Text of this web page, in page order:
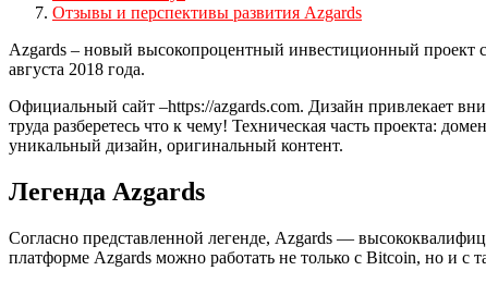
Отзывы и перспективы развития Azgards
Azgards – новый высокопроцентный инвестиционный проект
августа 2018 года.
Официальный сайт –https://azgards.com. Дизайн привлекает
труда разберетесь что к чему! Техническая часть проекта:
уникальный дизайн, оригинальный контент.
Легенда Azgards
Согласно представленной легенде, Azgards —
платформе Azgards можно работать не только с Bitcoin, но и